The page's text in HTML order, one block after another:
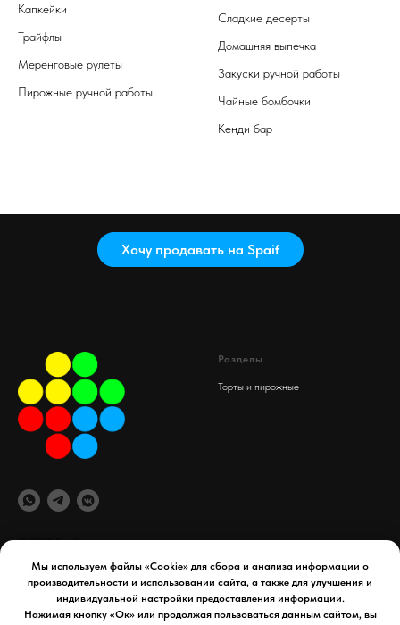
Мы используем файлы «Cookie» для сбора и анализа информации о
производительности и использовании сайта, а также для улучшения и
индивидуальной настройки предоставления информации.
Нажимая кнопку «Ок» или продолжая пользоваться данным сайтом, вы
Капкейки
Трайфлы
Меренговые рулеты
Пирожные ручной работы
Сладкие десерты
Домашняя выпечка
Закуски ручной работы
Чайные бомбочки
Кенди бар
Хочу продавать на Spaif
© 2025 Spaif
Разделы
Торты и пирожные
офис компании
maydex.store@gmail.com
Документы
Реквизиты компании